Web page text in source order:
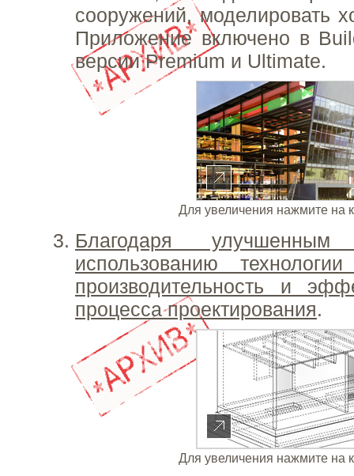
сооружений, моделировать
Приложение включено в
версии Premium и Ultimate.
Для увеличения нажмите на
Благодаря
использованию
производительность и
процесса проектирования.
Для увеличения нажмите на